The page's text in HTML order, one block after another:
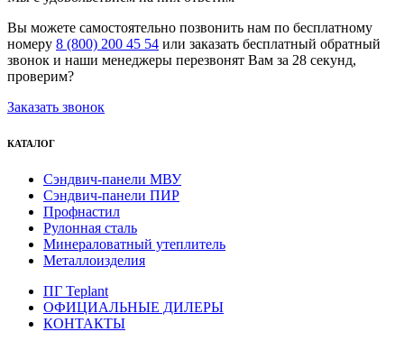
Вы можете самостоятельно позвонить нам по бесплатному
номеру 8 (800) 200 45 54 или заказать бесплатный обратный
звонок и наши менеджеры перезвонят Вам за 28 секунд,
проверим?
Заказать звонок
КАТАЛОГ
Сэндвич-панели МВУ
Сэндвич-панели ПИР
Профнастил
Рулонная сталь
Минераловатный утеплитель
Металлоизделия
ПГ Teplant
ОФИЦИАЛЬНЫЕ ДИЛЕРЫ
КОНТАКТЫ